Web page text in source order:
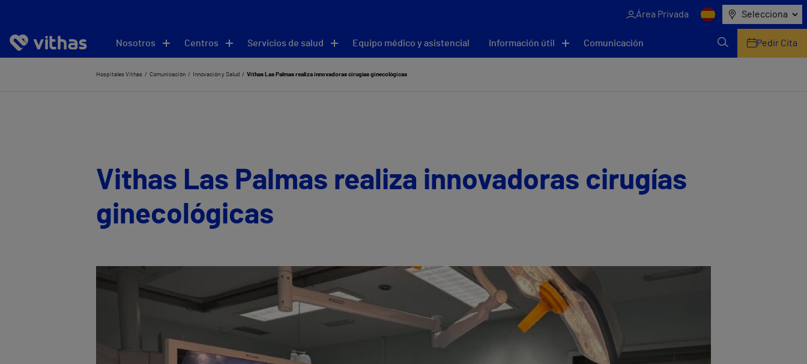
Área Privada Selecciona
Nosotros Centros Servicios de salud Equipo médico y asistencial Información útil Comunicación Pedir Cita
Hospitales Vithas Comunicación Innovación y Salud Vithas Las Palmas realiza innovadoras cirugías ginecológicas
Vithas Las Palmas realiza innovadoras cirugías
ginecológicas